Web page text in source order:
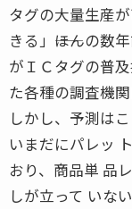
タグの大量生産
きる」――ほんの
がＩＣタグの普
た各種の調査機
しかし、予測は
いまだにパレッ
おり、商品単 品
しが立って いない